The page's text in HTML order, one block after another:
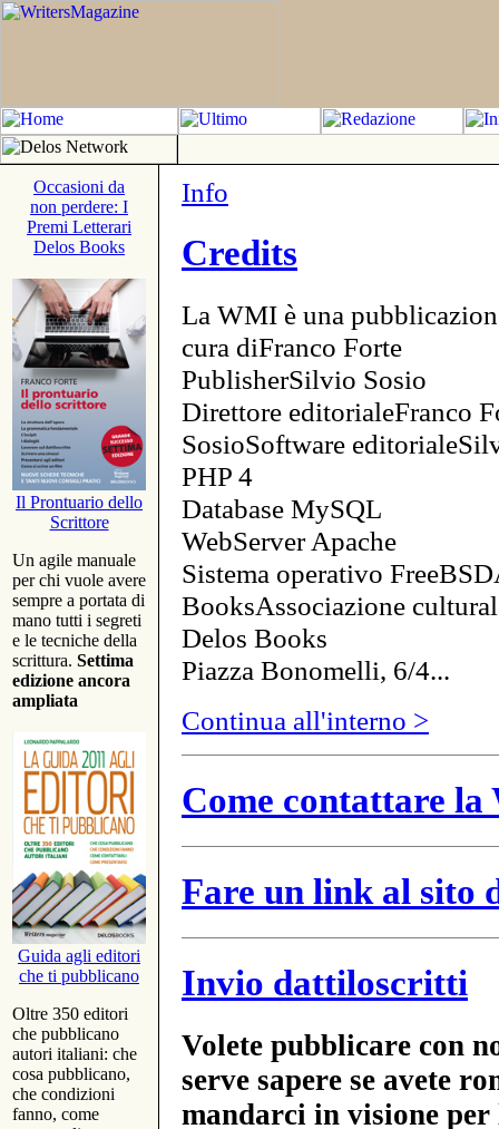
Occasioni da
non perdere: I
Premi Letterari
Delos Books
Il Prontuario dello
Scrittore
Un agile manuale
per chi vuole avere
sempre a portata di
mano tutti i segreti
e le tecniche della
scrittura. Settima
edizione ancora
ampliata
Guida agli editori
che ti pubblicano
Oltre 350 editori
che pubblicano
autori italiani: che
cosa pubblicano,
che condizioni
fanno, come
Info
Credits
La WMI è una
cura diFranco Forte
PublisherSilvio Sosio
Direttore editorialeFranco
SosioSoftware
PHP 4
Database MySQL
WebServer Apache
Sistema operativo
BooksAssociazione
Delos Books
Piazza Bonomelli, 6/4...
Continua all'interno >
Come contattare
Fare un link al sito
Invio dattiloscritti
Volete pubblicare con
serve sapere se avete
mandarci in visione